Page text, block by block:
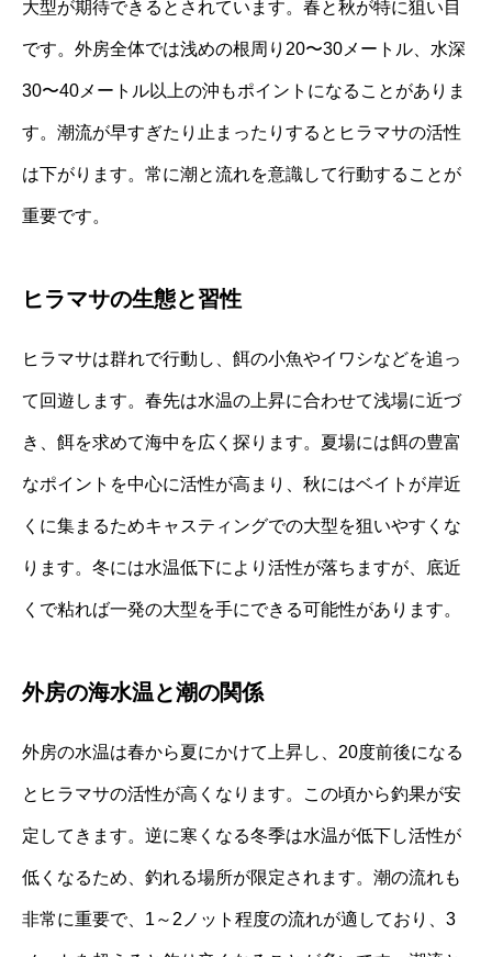
大型が期待できるとされています。春と秋が特に狙い目
です。外房全体では浅めの根周り20〜30メートル、水深
30〜40メートル以上の沖もポイントになることがありま
す。潮流が早すぎたり止まったりするとヒラマサの活性
は下がります。常に潮と流れを意識して行動することが
重要です。
ヒラマサの生態と習性
ヒラマサは群れで行動し、餌の小魚やイワシなどを追っ
て回遊します。春先は水温の上昇に合わせて浅場に近づ
き、餌を求めて海中を広く探ります。夏場には餌の豊富
なポイントを中心に活性が高まり、秋にはベイトが岸近
くに集まるためキャスティングでの大型を狙いやすくな
ります。冬には水温低下により活性が落ちますが、底近
くで粘れば一発の大型を手にできる可能性があります。
外房の海水温と潮の関係
外房の水温は春から夏にかけて上昇し、20度前後になる
とヒラマサの活性が高くなります。この頃から釣果が安
定してきます。逆に寒くなる冬季は水温が低下し活性が
低くなるため、釣れる場所が限定されます。潮の流れも
非常に重要で、1～2ノット程度の流れが適しており、3